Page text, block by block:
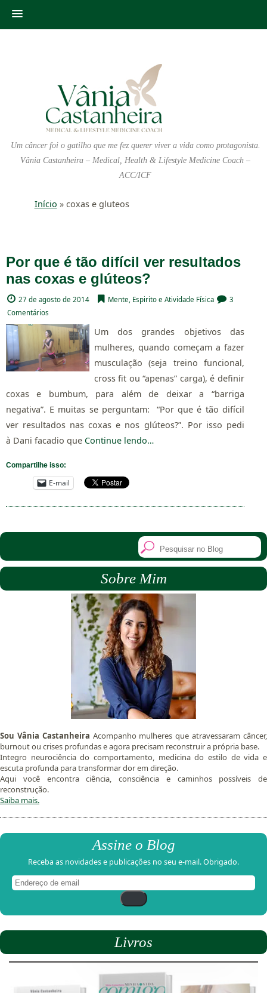
Um câncer foi o gatilho que me fez querer viver a vida como protagonista.
Vânia Castanheira – Medical, Health & Lifestyle Medicine Coach –
ACC/ICF
Início » coxas e gluteos
Por que é tão difícil ver resultados
nas coxas e glúteos?
27 de agosto de 2014 Mente, Espirito e Atividade Física
3
Comentários
Um dos grandes objetivos das
mulheres, quando começam a fazer
musculação (seja treino funcional,
cross fit ou “apenas” carga), é definir
coxas e bumbum, para além de deixar a “barriga
negativa”. E muitas se perguntam: “Por que é tão difícil
ver resultados nas coxas e nos glúteos?”. Por isso pedi
à Dani facadio que Continue lendo…
Compartilhe isso:
E-mail
Sobre Mim
Sou Vânia Castanheira Acompanho mulheres que atravessaram câncer,
burnout ou crises profundas e agora precisam reconstruir a própria base.
Integro neurociência do comportamento, medicina do estilo de vida e
escuta profunda para transformar dor em direção.
Aqui você encontra ciência, consciência e caminhos possíveis de
reconstrução.
Saiba mais.
Assine o Blog
Receba as novidades e publicações no seu e-mail. Obrigado.
de
email
Livros